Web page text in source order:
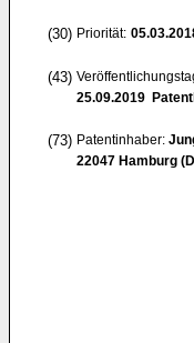
(30) Priorität:
(43)
25.09.2019
(73) Patentinhaber:
22047 Hamburg